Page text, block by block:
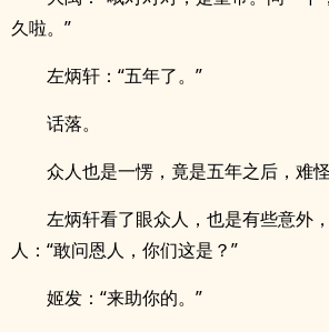
久啦。”
左炳轩：“五年了。”
话落。
众人也是一愣，竟是五年之后，难
左炳轩看了眼众人，也是有些意外
人：“敢问恩人，你们这是？”
姬发：“来助你的。”